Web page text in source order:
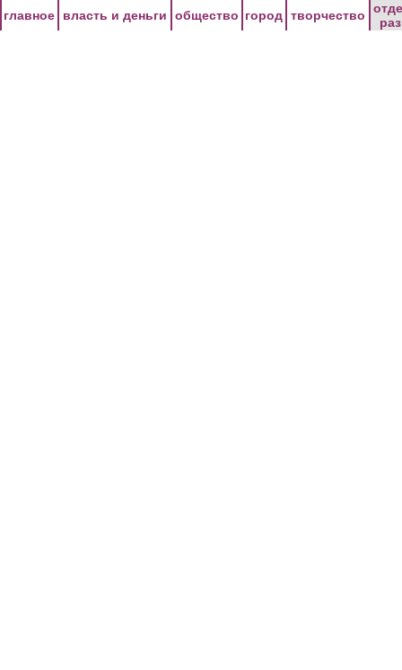
главное власть и деньги общество город творчество